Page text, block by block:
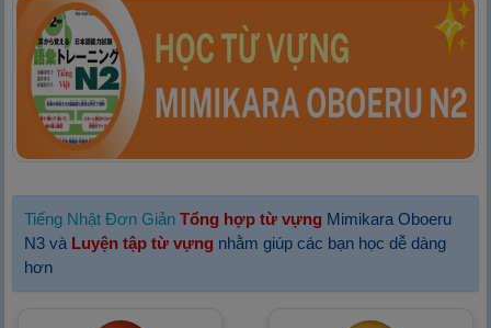
Tiếng Nhật Đơn Giản Tổng hợp từ vựng Mimikara Oboeru
N3 và Luyện tập từ vựng nhằm giúp các bạn học dễ dàng
hơn